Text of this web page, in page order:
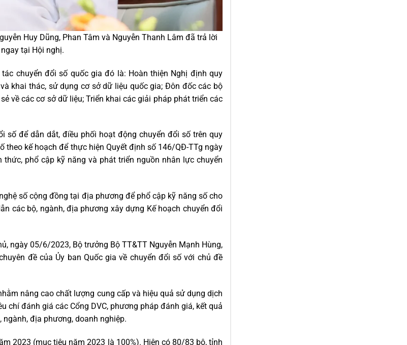
Huy Dũng, Phan Tâm và Nguyễn Thanh Lâm đã trả lời
tại Hội nghị.
chuyển đổi số quốc gia đó là: Hoàn thiện Nghị định quy
khai thác, sử dụng cơ sở dữ liệu quốc gia; Đôn đốc các bộ
về các cơ sở dữ liệu; Triển khai các giải pháp phát triển các
số để dẫn dắt, điều phối hoạt động chuyển đổi số trên quy
theo kế hoạch để thực hiện Quyết định số 146/QĐ-TTg ngày
phổ cập kỹ năng và phát triển nguồn nhân lực chuyển
số cộng đồng tại địa phương để phổ cập kỹ năng số cho
các bộ, ngành, địa phương xây dựng Kế hoạch chuyển đổi
ngày 05/6/2023, Bộ trưởng Bộ TT&TT Nguyễn Mạnh Hùng,
đề của Ủy ban Quốc gia về chuyển đổi số với chủ đề
nâng cao chất lượng cung cấp và hiệu quả sử dụng dịch
chí đánh giá các Cổng DVC, phương pháp đánh giá, kết quả
địa phương, doanh nghiệp.
2023 (mục tiêu năm 2023 là 100%). Hiện có 80/83 bộ, tỉnh